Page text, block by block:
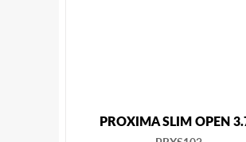
PROXIMA SLIM OPEN